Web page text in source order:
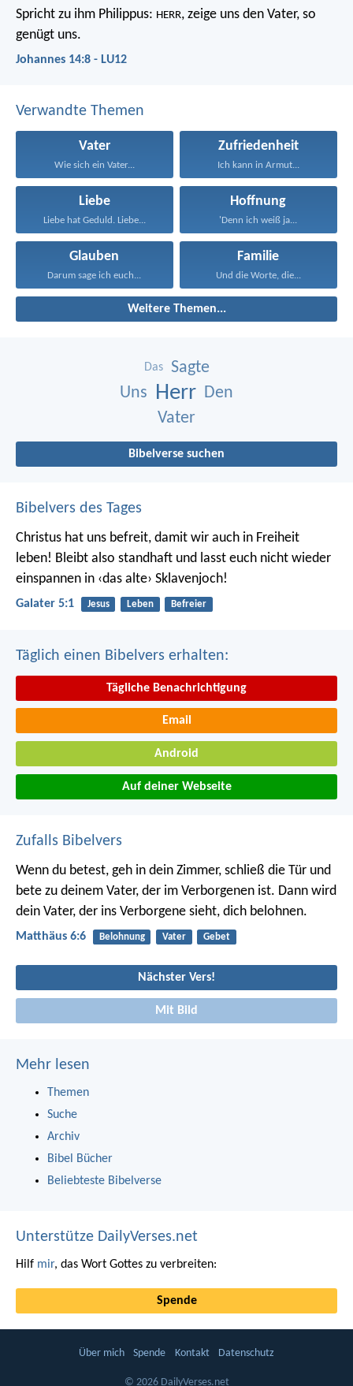
Spricht zu ihm Philippus: HERR, zeige uns den Vater, so
genügt uns.
Johannes 14:8 - LU12
Verwandte Themen
Vater
Wie sich ein Vater...
Zufriedenheit
Ich kann in Armut...
Liebe
Liebe hat Geduld. Liebe...
Hoffnung
'Denn ich weiß ja...
Glauben
Darum sage ich euch...
Familie
Und die Worte, die...
Weitere Themen...
Das
Sagte
Uns Herr Den
Vater
Bibelverse suchen
Bibelvers des Tages
Christus hat uns befreit, damit wir auch in Freiheit
leben! Bleibt also standhaft und lasst euch nicht wieder
einspannen in ‹das alte› Sklavenjoch!
Galater 5:1 Jesus Leben Befreier
Täglich einen Bibelvers erhalten:
Tägliche Benachrichtigung
Email
Android
Auf deiner Webseite
Zufalls Bibelvers
Wenn du betest, geh in dein Zimmer, schließ die Tür und
bete zu deinem Vater, der im Verborgenen ist. Dann wird
dein Vater, der ins Verborgene sieht, dich belohnen.
Matthäus 6:6 Belohnung Vater Gebet
Nächster Vers!
Mit Bild
Mehr lesen
Themen
Suche
Archiv
Bibel Bücher
Beliebteste Bibelverse
Unterstütze DailyVerses.net
Hilf mir, das Wort Gottes zu verbreiten:
Spende
Über mich Spende Kontakt Datenschutz
© 2026 DailyVerses.net